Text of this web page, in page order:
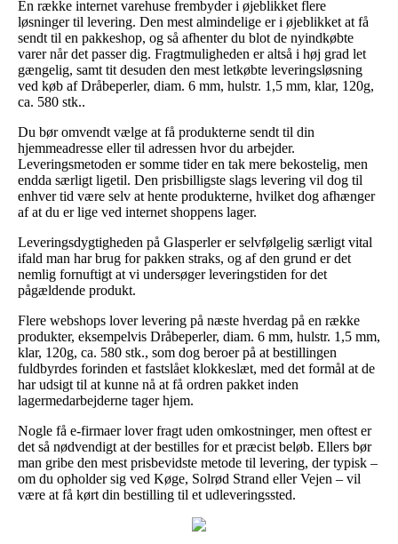
En række internet varehuse frembyder i øjeblikket flere
løsninger til levering. Den mest almindelige er i øjeblikket at få
sendt til en pakkeshop, og så afhenter du blot de nyindkøbte
varer når det passer dig. Fragtmuligheden er altså i høj grad let
gængelig, samt tit desuden den mest letkøbte leveringsløsning
ved køb af Dråbeperler, diam. 6 mm, hulstr. 1,5 mm, klar, 120g,
ca. 580 stk..
Du bør omvendt vælge at få produkterne sendt til din
hjemmeadresse eller til adressen hvor du arbejder.
Leveringsmetoden er somme tider en tak mere bekostelig, men
endda særligt ligetil. Den prisbilligste slags levering vil dog til
enhver tid være selv at hente produkterne, hvilket dog afhænger
af at du er lige ved internet shoppens lager.
Leveringsdygtigheden på Glasperler er selvfølgelig særligt vital
ifald man har brug for pakken straks, og af den grund er det
nemlig fornuftigt at vi undersøger leveringstiden for det
pågældende produkt.
Flere webshops lover levering på næste hverdag på en række
produkter, eksempelvis Dråbeperler, diam. 6 mm, hulstr. 1,5 mm,
klar, 120g, ca. 580 stk., som dog beroer på at bestillingen
fuldbyrdes forinden et fastslået klokkeslæt, med det formål at de
har udsigt til at kunne nå at få ordren pakket inden
lagermedarbejderne tager hjem.
Nogle få e-firmaer lover fragt uden omkostninger, men oftest er
det så nødvendigt at der bestilles for et præcist beløb. Ellers bør
man gribe den mest prisbevidste metode til levering, der typisk –
om du opholder sig ved Køge, Solrød Strand eller Vejen – vil
være at få kørt din bestilling til et udleveringssted.